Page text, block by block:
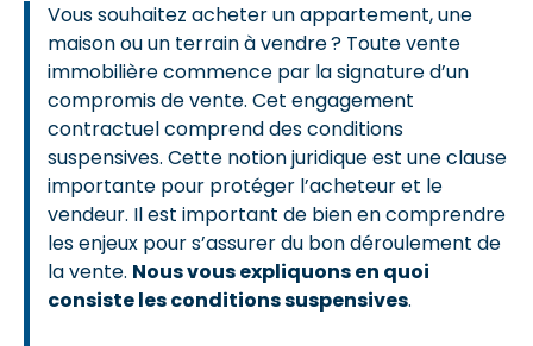
Vous souhaitez acheter un appartement, une
maison ou un terrain à vendre ? Toute vente
immobilière commence par la signature d’un
compromis de vente. Cet engagement
contractuel comprend des conditions
suspensives. Cette notion juridique est une clause
importante pour protéger l’acheteur et le
vendeur. Il est important de bien en comprendre
les enjeux pour s’assurer du bon déroulement de
la vente. Nous vous expliquons en quoi
consiste les conditions suspensives.